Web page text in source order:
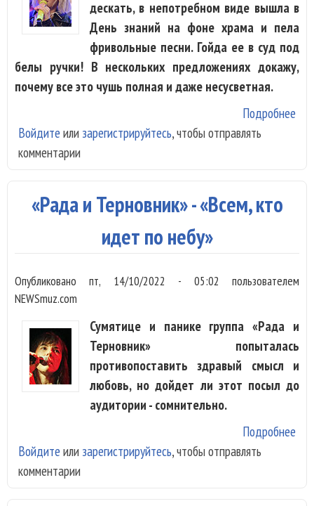
дескать, в непотребном виде вышла в
День знаний на фоне храма и пела
фривольные песни. Гойда ее в суд под
белы ручки! В нескольких предложениях докажу,
почему все это чушь полная и даже несусветная.
Подробнее
Войдите или зарегистрируйтесь, чтобы отправлять
комментарии
«Рада и Терновник» - «Всем, кто
идет по небу»
Опубликованопт, 14/10/2022 - 05:02 пользователем
NEWSmuz.com
Сумятице и панике группа «Рада и
Терновник» попыталась
противопоставить здравый смысл и
любовь, но дойдет ли этот посыл до
аудитории - сомнительно.
Подробнее
Войдите или зарегистрируйтесь, чтобы отправлять
комментарии